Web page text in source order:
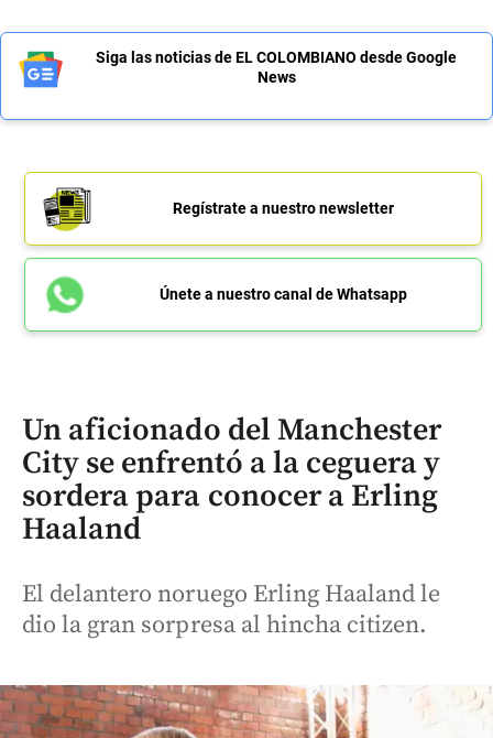
Siga las noticias de EL COLOMBIANO desde Google
News
Regístrate a nuestro newsletter
Únete a nuestro canal de Whatsapp
Un aficionado del Manchester
City se enfrentó a la ceguera y
sordera para conocer a Erling
Haaland
El delantero noruego Erling Haaland le
dio la gran sorpresa al hincha citizen.